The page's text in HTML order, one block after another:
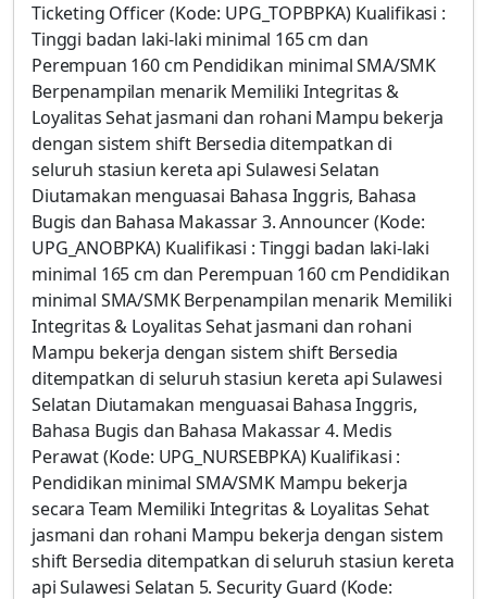
Ticketing Officer (Kode: UPG_TOPBPKA) Kualifikasi :
Tinggi badan laki-laki minimal 165 cm dan
Perempuan 160 cm Pendidikan minimal SMA/SMK
Berpenampilan menarik Memiliki Integritas &
Loyalitas Sehat jasmani dan rohani Mampu bekerja
dengan sistem shift Bersedia ditempatkan di
seluruh stasiun kereta api Sulawesi Selatan
Diutamakan menguasai Bahasa Inggris, Bahasa
Bugis dan Bahasa Makassar 3. Announcer (Kode:
UPG_ANOBPKA) Kualifikasi : Tinggi badan laki-laki
minimal 165 cm dan Perempuan 160 cm Pendidikan
minimal SMA/SMK Berpenampilan menarik Memiliki
Integritas & Loyalitas Sehat jasmani dan rohani
Mampu bekerja dengan sistem shift Bersedia
ditempatkan di seluruh stasiun kereta api Sulawesi
Selatan Diutamakan menguasai Bahasa Inggris,
Bahasa Bugis dan Bahasa Makassar 4. Medis
Perawat (Kode: UPG_NURSEBPKA) Kualifikasi :
Pendidikan minimal SMA/SMK Mampu bekerja
secara Team Memiliki Integritas & Loyalitas Sehat
jasmani dan rohani Mampu bekerja dengan sistem
shift Bersedia ditempatkan di seluruh stasiun kereta
api Sulawesi Selatan 5. Security Guard (Kode: